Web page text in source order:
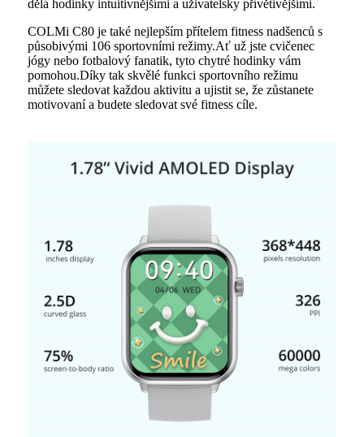
dělá hodinky intuitivnějšími a uživatelsky přívětivějšími.
COLMi C80 je také nejlepším přítelem fitness nadšenců s
působivými 106 sportovními režimy.Ať už jste cvičenec
jógy nebo fotbalový fanatik, tyto chytré hodinky vám
pomohou.Díky tak skvělé funkci sportovního režimu
můžete sledovat každou aktivitu a ujistit se, že zůstanete
motivovaní a budete sledovat své fitness cíle.